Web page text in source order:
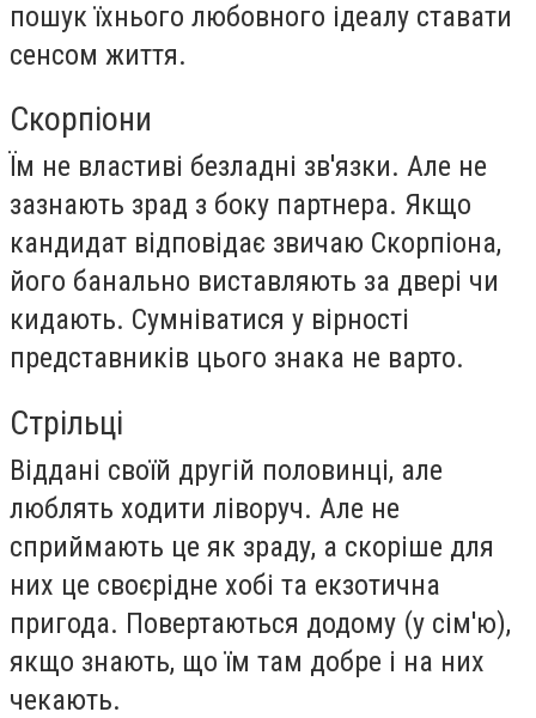
пошук їхнього любовного ідеалу ставати
сенсом життя.
Скорпіони
Їм не властиві безладні зв'язки. Але не
зазнають зрад з боку партнера. Якщо
кандидат відповідає звичаю Скорпіона,
його банально виставляють за двері чи
кидають. Сумніватися у вірності
представників цього знака не варто.
Стрільці
Віддані своїй другій половинці, але
люблять ходити ліворуч. Але не
сприймають це як зраду, а скоріше для
них це своєрідне хобі та екзотична
пригода. Повертаються додому (у сім'ю),
якщо знають, що їм там добре і на них
чекають.